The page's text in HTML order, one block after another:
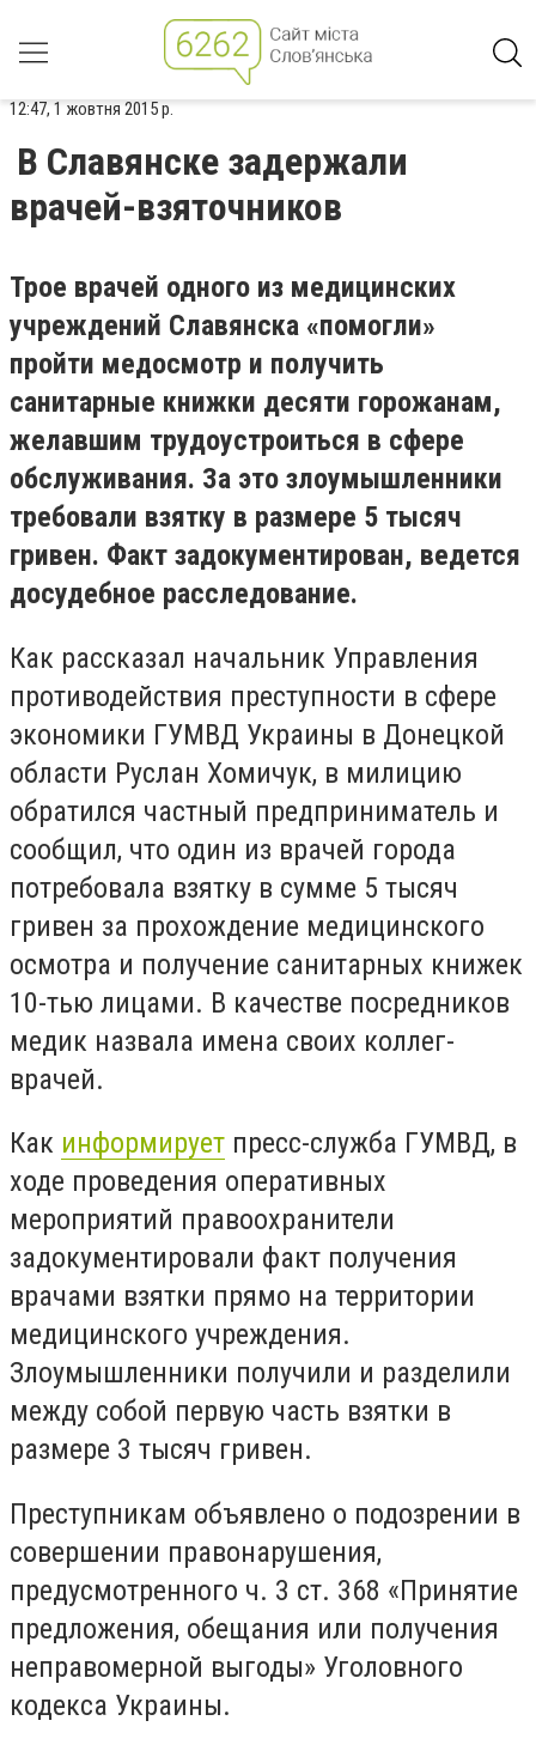
12:47, 1 жовтня 2015 р.
В Славянске задержали
врачей-взяточников
Трое врачей одного из медицинских
учреждений Славянска «помогли»
пройти медосмотр и получить
санитарные книжки десяти горожанам,
желавшим трудоустроиться в сфере
обслуживания. За это злоумышленники
требовали взятку в размере 5 тысяч
гривен. Факт задокументирован, ведется
досудебное расследование.
Как рассказал начальник Управления
противодействия преступности в сфере
экономики ГУМВД Украины в Донецкой
области Руслан Хомичук, в милицию
обратился частный предприниматель и
сообщил, что один из врачей города
потребовала взятку в сумме 5 тысяч
гривен за прохождение медицинского
осмотра и получение санитарных книжек
10-тью лицами. В качестве посредников
медик назвала имена своих коллег-
врачей.
Как информирует пресс-служба ГУМВД, в
ходе проведения оперативных
мероприятий правоохранители
задокументировали факт получения
врачами взятки прямо на территории
медицинского учреждения.
Злоумышленники получили и разделили
между собой первую часть взятки в
размере 3 тысяч гривен.
Преступникам объявлено о подозрении в
совершении правонарушения,
предусмотренного ч. 3 ст. 368 «Принятие
предложения, обещания или получения
неправомерной выгоды» Уголовного
кодекса Украины.